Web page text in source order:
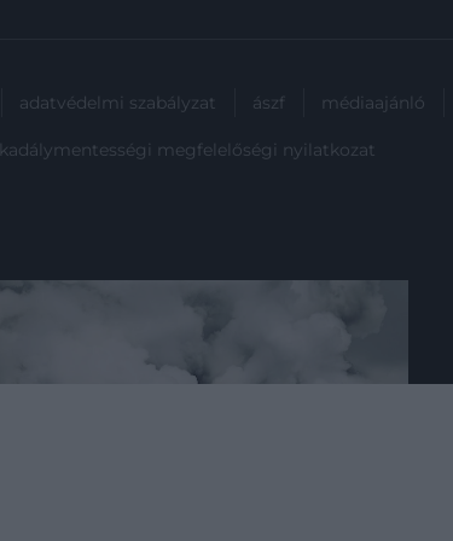
adatvédelmi szabályzat ászf médiaajánló
megfelelőségi nyilatkozat